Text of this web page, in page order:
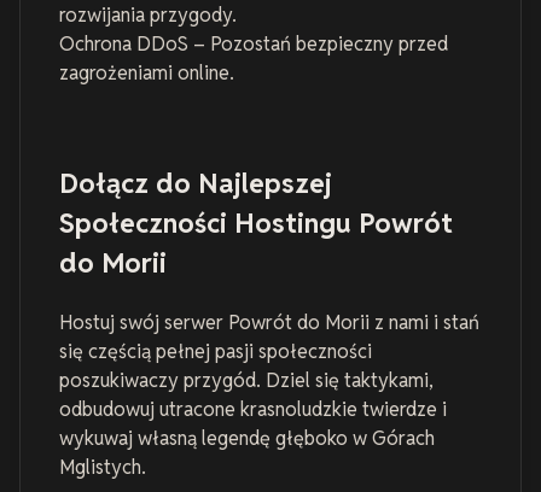
rozwijania przygody.
Ochrona DDoS – Pozostań bezpieczny przed
zagrożeniami online.
Dołącz do Najlepszej
Społeczności Hostingu Powrót
do Morii
Hostuj swój serwer Powrót do Morii z nami i stań
się częścią pełnej pasji społeczności
poszukiwaczy przygód. Dziel się taktykami,
odbudowuj utracone krasnoludzkie twierdze i
wykuwaj własną legendę głęboko w Górach
Mglistych.